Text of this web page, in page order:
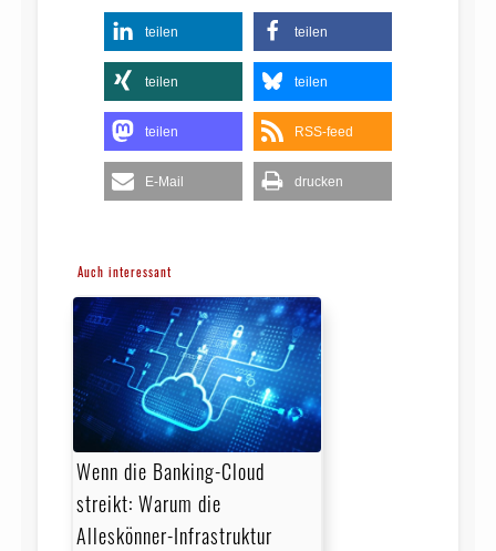
teilen teilen
teilen teilen
teilen RSS-feed
E-Mail drucken
Auch interessant
Wenn die Banking-Cloud
streikt: Warum die
Alleskönner-Infrastruktur